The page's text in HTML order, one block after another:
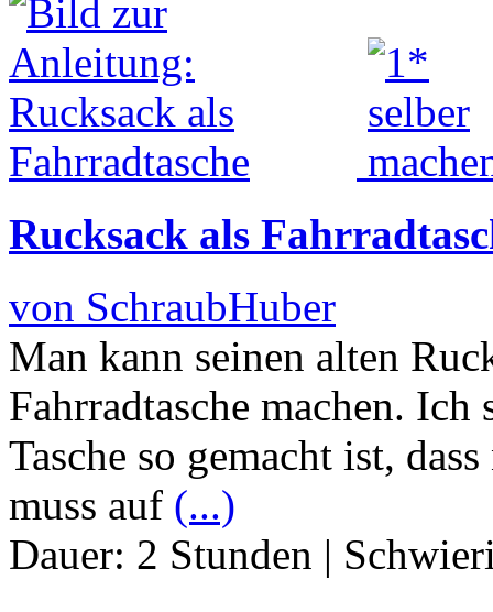
Rucksack als
von SchraubHuber
Man kann seinen alten
Fahrradtasche machen. Ich
Tasche so gemacht ist,
muss auf (...)
Dauer: 2 Stunden |